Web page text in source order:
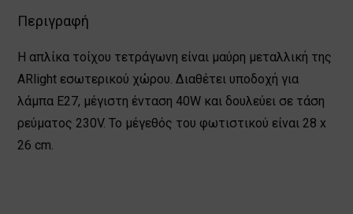
Περιγραφή
Η απλίκα τοίχου τετράγωνη είναι μαύρη μεταλλική της
ARlight εσωτερικού χώρου. Διαθέτει υποδοχή για
λάμπα Ε27, μέγιστη ένταση 40W και δουλεύει σε τάση
ρεύματος 230V. Το μέγεθός του φωτιστικού είναι 28 x
26 cm.